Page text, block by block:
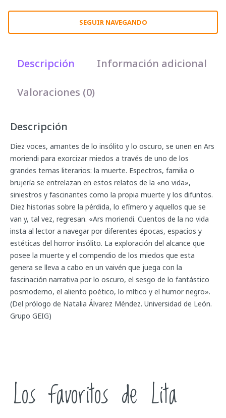
SEGUIR NAVEGANDO
Descripción Información adicional
Valoraciones (0)
Descripción
Diez voces, amantes de lo insólito y lo oscuro, se unen en Ars
moriendi para exorcizar miedos a través de uno de los
grandes temas literarios: la muerte. Espectros, familia o
brujería se entrelazan en estos relatos de la «no vida»,
siniestros y fascinantes como la propia muerte y los difuntos.
Diez historias sobre la pérdida, lo efímero y aquellos que se
van y, tal vez, regresan. «Ars moriendi. Cuentos de la no vida
insta al lector a navegar por diferentes épocas, espacios y
estéticas del horror insólito. La exploración del alcance que
posee la muerte y el compendio de los miedos que esta
genera se lleva a cabo en un vaivén que juega con la
fascinación narrativa por lo oscuro, el sesgo de lo fantástico
posmoderno, el aliento poético, lo mítico y el humor negro».
(Del prólogo de Natalia Álvarez Méndez. Universidad de León.
Grupo GEIG)
Los favoritos de Lita